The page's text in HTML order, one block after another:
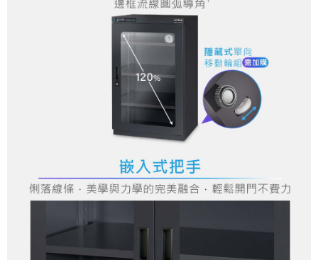
４．使用「AFTEE先享後付」時，將依據個別帳號之用戶狀況，依本公司即
５．嚴禁一人註冊多個帳號或使用他人資訊註冊。若發現惡意使用之情形，
恩沛科技股份有限公司將有權停止該用戶之使用額度並採取法律行動。